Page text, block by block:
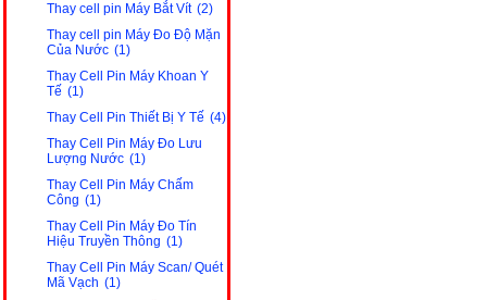
Thay cell pin Máy Bắt Vít (2)
Thay cell pin Máy Đo Độ Mặn
Của Nước (1)
Thay Cell Pin Máy Khoan Y
Tế (1)
Thay Cell Pin Thiết Bị Y Tế (4)
Thay Cell Pin Máy Đo Lưu
Lượng Nước (1)
Thay Cell Pin Máy Chấm
Công (1)
Thay Cell Pin Máy Đo Tín
Hiệu Truyền Thông (1)
Thay Cell Pin Máy Scan/ Quét
Mã Vạch (1)